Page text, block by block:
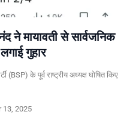
मायावती से सार्वजनिक
गुहार
(BSP) के पूर्व राष्ट्रीय अध्यक्ष घोषित किए
13, 2025